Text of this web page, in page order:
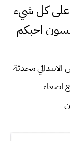
على كل شيء
احبكم
محدثة
اصغاء